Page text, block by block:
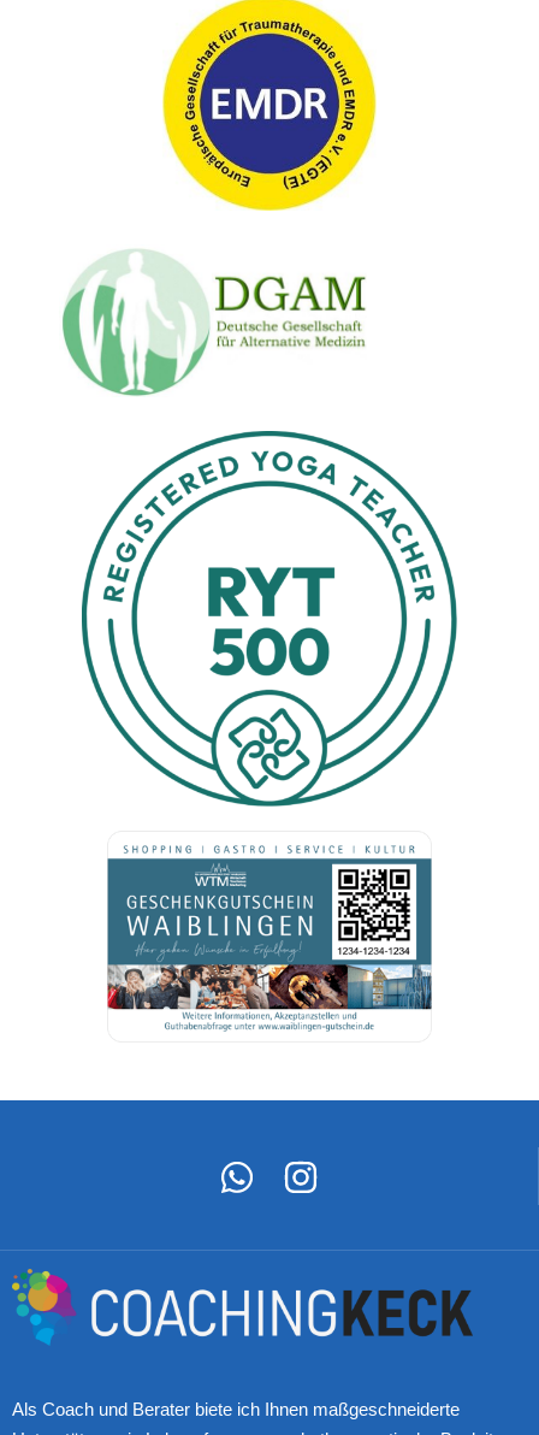
Als Coach und Berater biete ich Ihnen maßgeschneiderte